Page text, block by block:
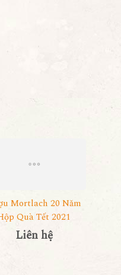
Mortlach 20 Năm
Quà Tết 2021
Liên hệ